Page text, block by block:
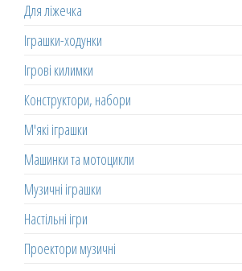
Для ліжечка
Іграшки-ходунки
Ігрові килимки
Конструктори, набори
М'які іграшки
Машинки та мотоцикли
Музичні іграшки
Настільні ігри
Проектори музичні